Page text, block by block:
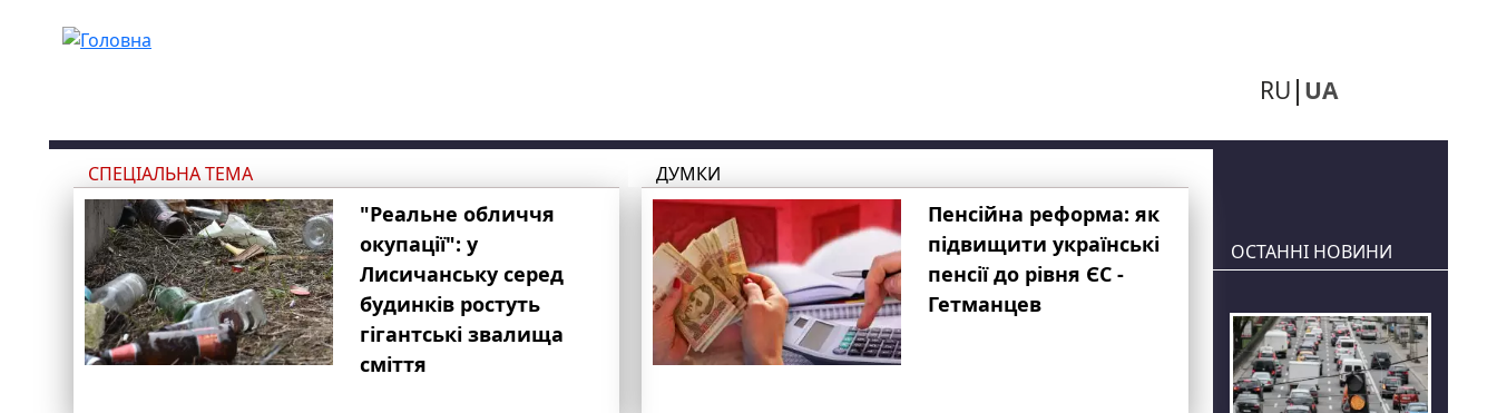
RU UA
СПЕЦІАЛЬНА ТЕМА
"Реальне обличчя
окупації": у
Лисичанську серед
будинків ростуть
гігантські звалища
сміття
ДУМКИ
Пенсійна реформа: як
підвищити українські
пенсії до рівня ЄС -
Гетманцев
ОСТАННІ НОВИНИ